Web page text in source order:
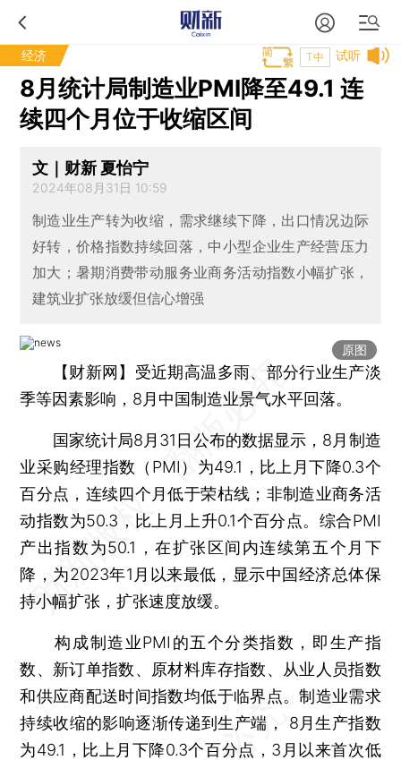
经济 试听
T中
8月统计局制造业PMI降至49.1 连
续四个月位于收缩区间
文｜财新 夏怡宁
2024年08月31日 10:59
制造业生产转为收缩，需求继续下降，出口情况边际
好转，价格指数持续回落，中小型企业生产经营压力
加大；暑期消费带动服务业商务活动指数小幅扩张，
建筑业扩张放缓但信心增强
原图
【财新网】 受近期高温多雨、部分行业生产淡
季等因素影响，8月中国制造业景气水平回落。
国家统计局8月31日公布的数据显示，8月制造
业采购经理指数（PMI）为49.1，比上月下降0.3个
百分点，连续四个月低于荣枯线；非制造业商务活
动指数为50.3，比上月上升0.1个百分点。综合PMI
产出指数为50.1，在扩张区间内连续第五个月下
降，为2023年1月以来最低，显示中国经济总体保
持小幅扩张，扩张速度放缓。
构成制造业PMI的五个分类指数，即生产指
数、新订单指数、原材料库存指数、从业人员指数
和供应商配送时间指数均低于临界点。制造业需求
持续收缩的影响逐渐传递到生产端， 8月生产指数
为49.1，比上月下降0.3个百分点，3月以来首次低